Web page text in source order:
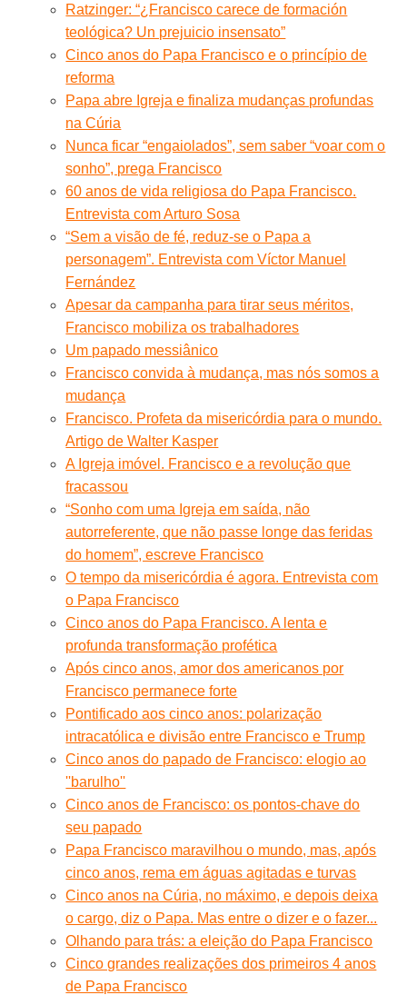
Ratzinger: “¿Francisco carece de formación
teológica? Un prejuicio insensato”
Cinco anos do Papa Francisco e o princípio de
reforma
Papa abre Igreja e finaliza mudanças profundas
na Cúria
Nunca ficar “engaiolados”, sem saber “voar com o
sonho”, prega Francisco
60 anos de vida religiosa do Papa Francisco.
Entrevista com Arturo Sosa
“Sem a visão de fé, reduz-se o Papa a
personagem”. Entrevista com Víctor Manuel
Fernández
Apesar da campanha para tirar seus méritos,
Francisco mobiliza os trabalhadores
Um papado messiânico
Francisco convida à mudança, mas nós somos a
mudança
Francisco. Profeta da misericórdia para o mundo.
Artigo de Walter Kasper
A Igreja imóvel. Francisco e a revolução que
fracassou
“Sonho com uma Igreja em saída, não
autorreferente, que não passe longe das feridas
do homem”, escreve Francisco
O tempo da misericórdia é agora. Entrevista com
o Papa Francisco
Cinco anos do Papa Francisco. A lenta e
profunda transformação profética
Após cinco anos, amor dos americanos por
Francisco permanece forte
Pontificado aos cinco anos: polarização
intracatólica e divisão entre Francisco e Trump
Cinco anos do papado de Francisco: elogio ao
''barulho''
Cinco anos de Francisco: os pontos-chave do
seu papado
Papa Francisco maravilhou o mundo, mas, após
cinco anos, rema em águas agitadas e turvas
Cinco anos na Cúria, no máximo, e depois deixa
o cargo, diz o Papa. Mas entre o dizer e o fazer...
Olhando para trás: a eleição do Papa Francisco
Cinco grandes realizações dos primeiros 4 anos
de Papa Francisco